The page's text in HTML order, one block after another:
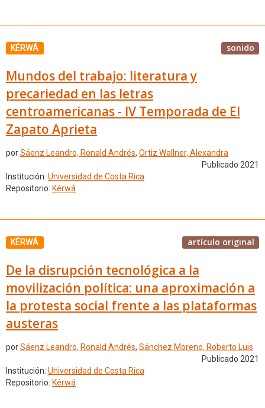
KÉRWÁ sonido
Mundos del trabajo: literatura y
precariedad en las letras
centroamericanas - IV Temporada de El
Zapato Aprieta
porSáenz Leandro, Ronald Andrés, Ortiz Wallner, Alexandra
Publicado 2021
Institución: Universidad de Costa Rica
Repositorio: Kérwá
KÉRWÁ artículo original
De la disrupción tecnológica a la
movilización política: una aproximación a
la protesta social frente a las plataformas
austeras
porSáenz Leandro, Ronald Andrés, Sánchez Moreno, Roberto Luis
Publicado 2021
Institución: Universidad de Costa Rica
Repositorio: Kérwá